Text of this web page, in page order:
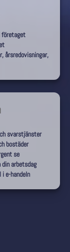
företaget
årsredovisningar,
svarstjänster
bostäder
se
arbetsdag
i e-handeln